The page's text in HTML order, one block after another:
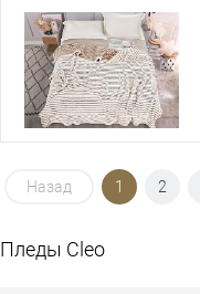
Назад 1 2
Пледы Cleo